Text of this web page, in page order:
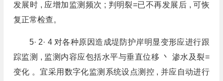
发展时 , 应增加监测频次 ; 判明裂=已不再发展后 , 可恢
复正常检查。
5· 2· 4 对各种原因造成堤防护岸明显变形应进行跟
踪监测 , 监测内容应包括水平与垂直位移 丶 渗水及裂=
变化 。宜采用数字化监测系统设点测控 , 并应自动进行